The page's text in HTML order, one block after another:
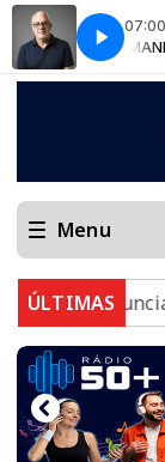
MANHÃ
Menu
ÚLTIMAS
denuncia